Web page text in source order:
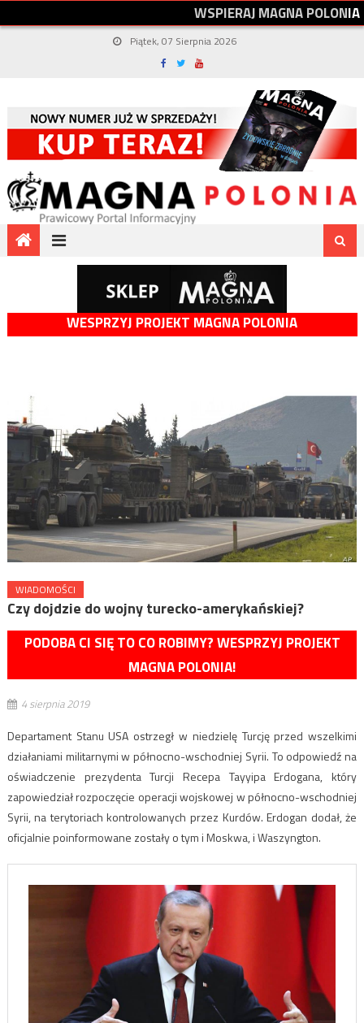
WSPIERAJMAGNAPOLONIA
Piątek, 07 Sierpnia 2026
WESPRZYJ PROJEKT MAGNA POLONIA
WIADOMOŚCI
Czy dojdzie do wojny turecko-amerykańskiej?
PODOBA CI SIĘ TO CO ROBIMY? WESPRZYJ PROJEKT
MAGNA POLONIA!
4 sierpnia 2019
Departament Stanu USA ostrzegł w niedzielę Turcję przed wszelkimi
działaniami militarnymi w północno-wschodniej Syrii. To odpowiedź na
oświadczenie prezydenta Turcji Recepa Tayyipa Erdogana, który
zapowiedział rozpoczęcie operacji wojskowej w północno-wschodniej
Syrii, na terytoriach kontrolowanych przez Kurdów. Erdogan dodał, że
oficjalnie poinformowane zostały o tym i Moskwa, i Waszyngton.